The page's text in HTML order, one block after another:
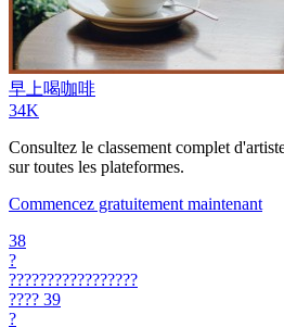
早上喝咖啡
34K
Consultez le classement complet
sur toutes les plateformes.
Commencez gratuitement maintenant
38
?
?????????????????
???? 39
?